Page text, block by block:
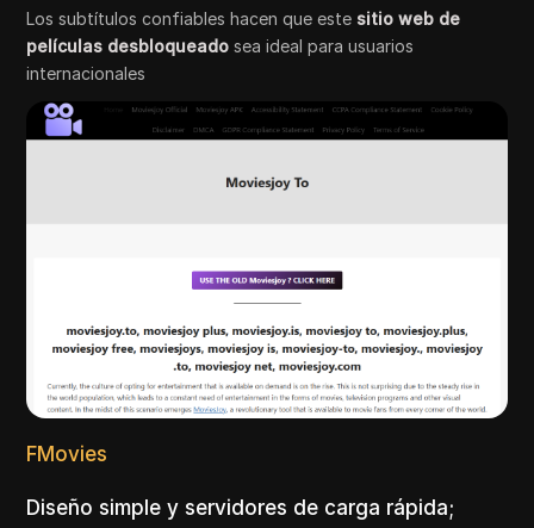
Los subtítulos confiables hacen que este sitio web de
películas desbloqueado sea ideal para usuarios
internacionales
FMovies
Diseño simple y servidores de carga rápida;